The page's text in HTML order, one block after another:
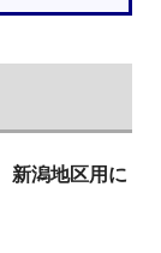
新潟地区用に